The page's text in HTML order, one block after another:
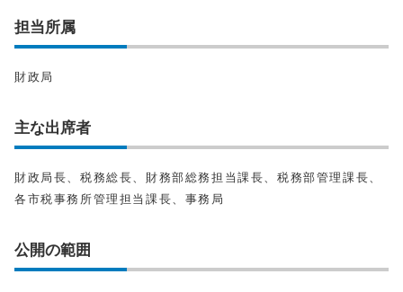
担当所属
財政局
主な出席者
財政局長、税務総長、財務部総務担当課長、税務部管理課長、
各市税事務所管理担当課長、事務局
公開の範囲